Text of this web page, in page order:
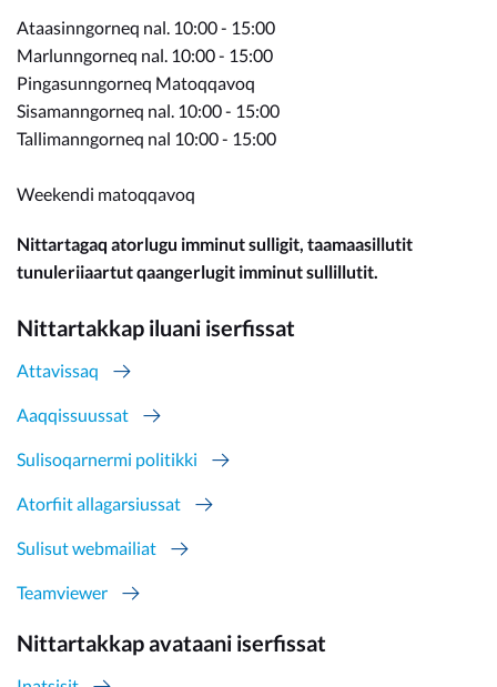
Ataasinngorneq nal. 10:00 - 15:00
Marlunngorneq nal. 10:00 - 15:00
Pingasunngorneq Matoqqavoq
Sisamanngorneq nal. 10:00 - 15:00
Tallimanngorneq nal 10:00 - 15:00
Weekendi matoqqavoq
Nittartagaq atorlugu imminut sulligit, taamaasillutit
tunuleriiaartut qaangerlugit imminut sullillutit.
Nittartakkap iluani iserfissat
Attavissaq
Aaqqissuussat
Sulisoqarnermi politikki
Atorfiit allagarsiussat
Sulisut webmailiat
Teamviewer
Nittartakkap avataani iserfissat